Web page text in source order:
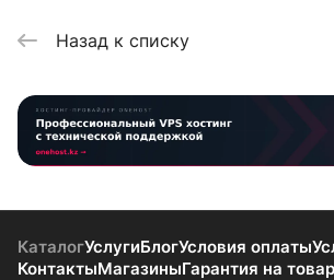
Назад к списку
КаталогУслугиБлогУсловия оплаты
КонтактыМагазиныГарантия на товар